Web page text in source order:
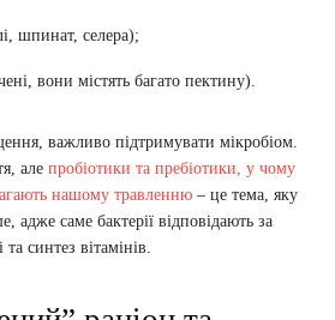
шпинат, селера);
вони містять багато пектину).
важливо підтримувати мікробіом.
але пробіотики та пребіотики, у чому
нашому травленню – це тема, яку
адже саме бактерії відповідають за
синтез вітамінів.